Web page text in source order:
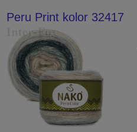
Peru Print kolor 32417